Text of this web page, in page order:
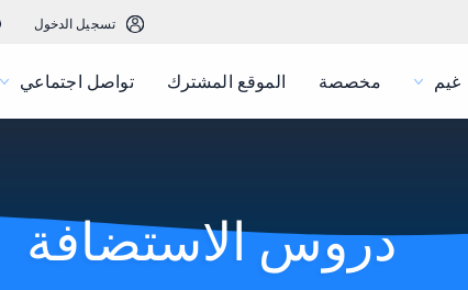
تسجيل الدخول
غيم مخصصة الموقع المشترك تواصل اجتماعي
دروس الاستضافة